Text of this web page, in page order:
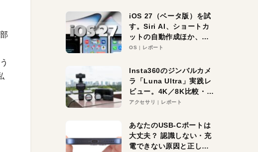
iOS 27（ベータ版）を試
す。Siri AI、ショートカ
ットの自動作成ほか、期
待大の便利機能5選。
る未来はすぐそこ！
OS レポート
Insta360のジンバルカメ
ラ「Luna Ultra」実践レ
ビュー。4K／8K比較・ズ
ーム・夜間撮影をチェッ
アクセサリ レポート
あなたのUSB-Cポートは
大丈夫？ 認識しない・充
電できない原因と正しい